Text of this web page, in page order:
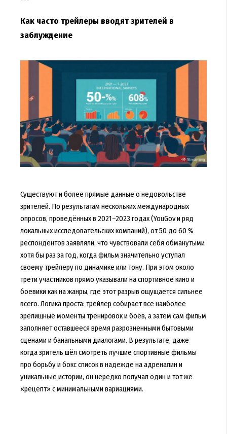
Как часто трейлеры вводят зрителей в
заблуждение
Существуют и более прямые данные о недовольстве
зрителей. По результатам нескольких международных
опросов, проведённых в 2021–2023 годах (YouGov и ряд
локальных исследовательских компаний), от 50 до 60 %
респондентов заявляли, что чувствовали себя обманутыми
хотя бы раз за год, когда фильм значительно уступал
своему трейлеру по динамике или тону. При этом около
трети участников прямо указывали на спортивное кино и
боевики как на жанры, где этот разрыв ощущается сильнее
всего. Логика проста: трейлер собирает все наиболее
зрелищные моменты тренировок и боёв, а затем сам фильм
заполняет оставшееся время разрозненными бытовыми
сценами и банальными диалогами. В результате, даже
когда зритель шёл смотреть лучшие спортивные фильмы
про борьбу и бокс список в надежде на адреналин и
уникальные истории, он нередко получал один и тот же
«рецепт» с минимальными вариациями.